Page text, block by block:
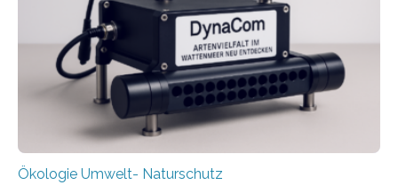
Ökologie Umwelt- Naturschutz